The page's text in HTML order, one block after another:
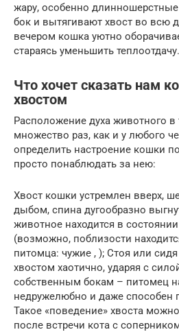
жару, особенно
бок и вытягивают хвост во всю
вечером кошка уютно
стараясь уменьшить теплоотдачу.
Что хочет сказать нам
хвостом
Расположение духа животного в
множество раз, как и у любого
определить настроение кошки
просто понаблюдать за нею:
Хвост кошки устремлен вверх,
дыбом, спина дугообразно
животное находится в
(возможно, поблизости
питомца: чужие , ); Стоя или
хвостом хаотично, ударяя с
собственным бокам – питомец
недружелюбно и даже способен
Такое «поведение» хвоста
после встречи кота с